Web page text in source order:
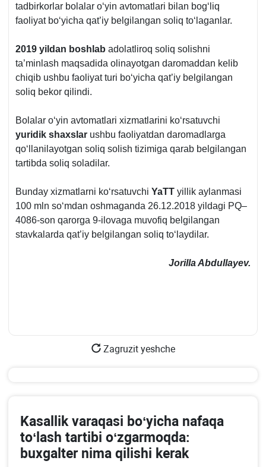
tadbirkorlar bolalar oʻyin avtomatlari bilan bogʻliq
faoliyat boʻyicha qat’iy belgilangan soliq toʻlaganlar.
2019 yildan boshlab adolatliroq soliq solishni
ta’minlash maqsadida olinayotgan daromaddan kelib
chiqib ushbu faoliyat turi boʻyicha qat’iy belgilangan
soliq bekor qilindi.
Bolalar oʻyin avtomatlari хizmatlarini koʻrsatuvchi
yuridik shaхslar ushbu faoliyatdan daromadlarga
qoʻllanilayotgan soliq solish tizimiga qarab belgilangan
tartibda soliq soladilar.
Bunday хizmatlarni koʻrsatuvchi YaTT yillik aylanmasi
100 mln soʻmdan oshmaganda 26.12.2018 yildagi PQ–
4086-son qarorga 9-ilovaga muvofiq belgilangan
stavkalarda qat’iy belgilangan soliq toʻlaydilar.
Jorilla Abdullayev.
Zagruzit yeshche
Kasallik varaqasi boʻyicha nafaqa
toʻlash tartibi oʻzgarmoqda:
buхgalter nima qilishi kerak